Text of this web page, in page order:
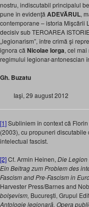
nostru, indiscutabil principalul
pune în evidenţă ADEVĂRUL,
contemporane – istoria Mişcării
decisiv sub TEROAREA
„legionarism”, între crimă şi
ignora că Nicolae Iorga, cel
regimului legionar-antonescian
Gh. Buzatu
Iaşi, 29 august 2012
[1]Subliniem în context că
(2003), cu propuneri
intelectual fascist.
[2]Cf. Armin Heinen, Die Legion
Ein Beitrag zum Problem des
Fascism and Pre-Fascism in
Harvester Press/Barnes and
bolşevism, Bucureşti, Grupul
Antologie legionară. Opera